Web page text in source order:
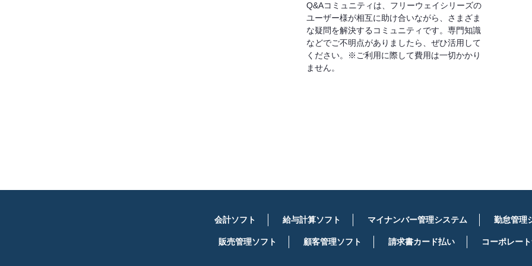
Q&Aコミュニティは、フリーウェイシリーズの
ユーザー様が相互に助け合いながら、さまざま
な疑問を解決するコミュニティです。専門知識
などでご不明点がありましたら、ぜひ活用して
ください。※ご利用に際して費用は一切かかり
ません。
会計ソフト 給与計算ソフト マイナンバー管理システム 勤怠管理
販売管理ソフト 顧客管理ソフト 請求書カード払い コーポレー